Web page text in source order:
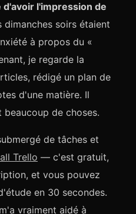
d'avoir l'impression de
dimanches soirs étaient
à propos du «
je regarde la
rédigé un plan de
d'une matière. Il
de choses.
de tâches et
Trello — c'est gratuit,
et vous pouvez
en 30 secondes.
vraiment aidé à